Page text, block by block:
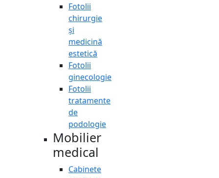
Fotolii
chirurgie
și
medicină
estetică
Fotolii
ginecologie
Fotolii
tratamente
de
podologie
Mobilier
medical
Cabinete